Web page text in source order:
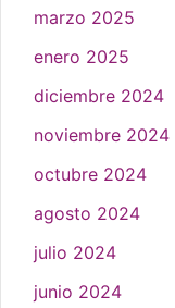
marzo 2025
enero 2025
diciembre 2024
noviembre 2024
octubre 2024
agosto 2024
julio 2024
junio 2024